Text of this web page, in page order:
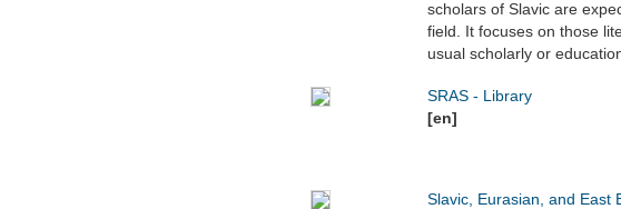
scholars of Slavic are
field. It focuses on those
usual scholarly or
SRAS - Library
[en]
Slavic, Eurasian, and East